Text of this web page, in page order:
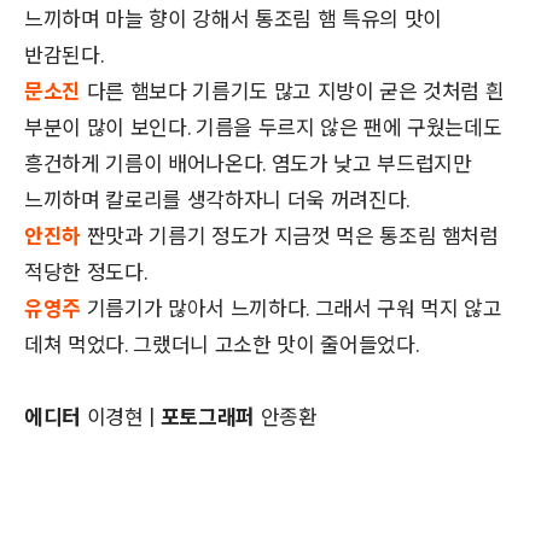
느끼하며 마늘 향이 강해서 통조림 햄 특유의 맛이
반감된다.
문소진 다른 햄보다 기름기도 많고 지방이 굳은 것처럼 흰
부분이 많이 보인다. 기름을 두르지 않은 팬에 구웠는데도
흥건하게 기름이 배어나온다. 염도가 낮고 부드럽지만
느끼하며 칼로리를 생각하자니 더욱 꺼려진다.
안진하짠맛과 기름기 정도가 지금껏 먹은 통조림 햄처럼
적당한 정도다.
유영주 기름기가 많아서 느끼하다. 그래서 구워 먹지 않고
데쳐 먹었다. 그랬더니 고소한 맛이 줄어들었다.
에디터 이경현 | 포토그래퍼 안종환